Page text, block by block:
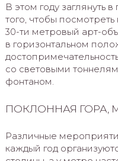
В этом году заглянуть
того, чтобы
30-ти метровый арт-
в горизонтальном
со световыми
фонтаном.
ПОКЛОННАЯ ГОРА,
Различные
каждый год